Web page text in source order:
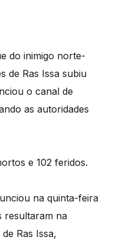
do inimigo norte-
de Ras Issa subiu
o canal de
as autoridades
e 102 feridos.
na quinta-feira
resultaram na
Ras Issa,